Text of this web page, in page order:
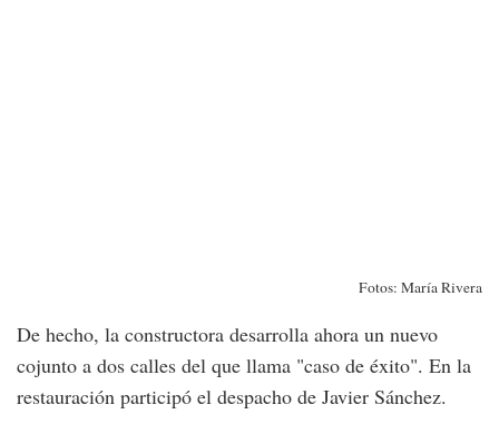
Fotos: María Rivera
De hecho, la constructora desarrolla ahora un nuevo
cojunto a dos calles del que llama "caso de éxito". En la
restauración participó el despacho de Javier Sánchez.